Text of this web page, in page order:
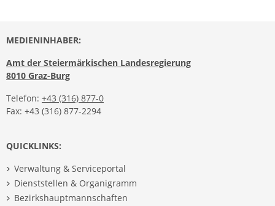
MEDIENINHABER:
Amt der Steiermärkischen Landesregierung
8010 Graz-Burg
Telefon: +43 (316) 877-0
Fax: +43 (316) 877-2294
QUICKLINKS:
Verwaltung & Serviceportal
Dienststellen & Organigramm
Bezirkshauptmannschaften